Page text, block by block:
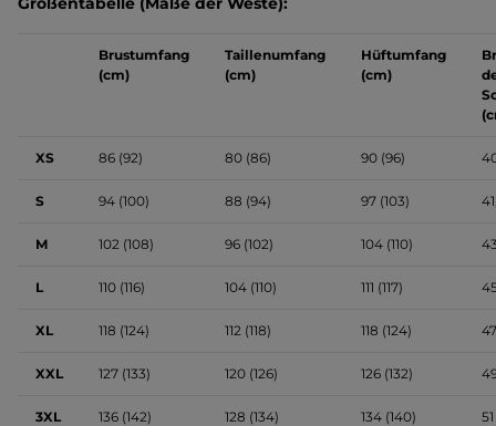
Brustumfang
(cm)
Taillenumfang
(cm)
Hüftumfang
(cm)
XS 86 (92) 80 (86) 90 (96)
S 94 (100) 88 (94) 97 (103)
M 102 (108) 96 (102) 104 (110)
L 110 (116) 104 (110) 111 (117)
XL 118 (124) 112 (118) 118 (124) 47
XXL 127 (133) 120 (126) 126 (132)
3XL 136 (142) 128 (134) 134 (140) 51